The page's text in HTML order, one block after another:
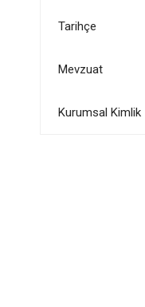
Tarihçe
Mevzuat
Kurumsal Kimlik